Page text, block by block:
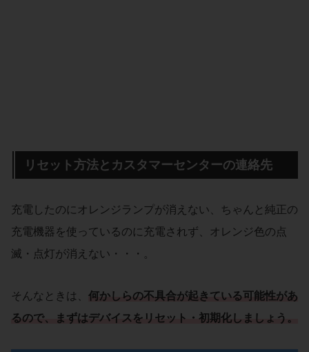
リセット方法とカスタマーセンターの連絡先
充電したのにオレンジランプが消えない、ちゃんと純正の
充電機器を使っているのに充電されず、オレンジ色の点
滅・点灯が消えない・・・。
そんなときは、 何かしらの不具合が起きている可能性があ
るので、まずはデバイスをリセット・初期化しましょう。